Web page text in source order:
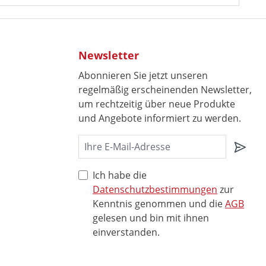
Newsletter
Abonnieren Sie jetzt unseren
regelmäßig erscheinenden Newsletter,
um rechtzeitig über neue Produkte
und Angebote informiert zu werden.
Ich habe die
Datenschutzbestimmungen zur
Kenntnis genommen und dieAGB
gelesen und bin mit ihnen
einverstanden.